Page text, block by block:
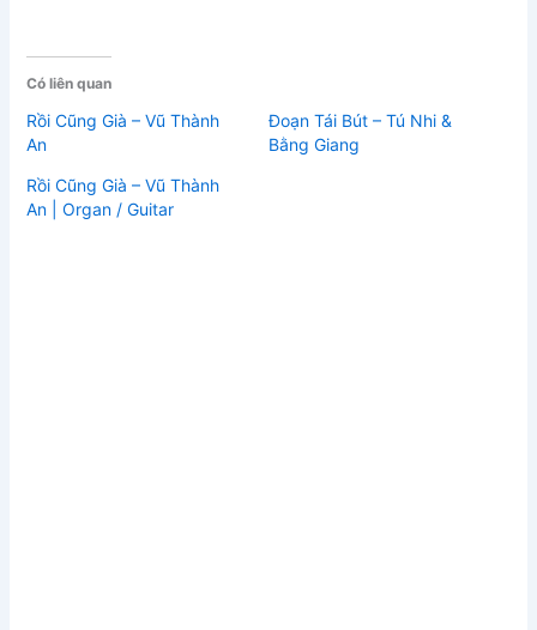
Có liên quan
Rồi Cũng Già – Vũ Thành
An
Đoạn Tái Bút – Tú Nhi &
Bằng Giang
Rồi Cũng Già – Vũ Thành
An | Organ / Guitar